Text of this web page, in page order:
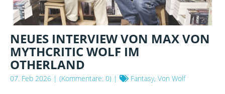
NEUES INTERVIEW VON MAX VON
MYTHCRITIC WOLF IM
OTHERLAND
07. Feb 2026 | (Kommentare: 0) | Fantasy, Von Wolf